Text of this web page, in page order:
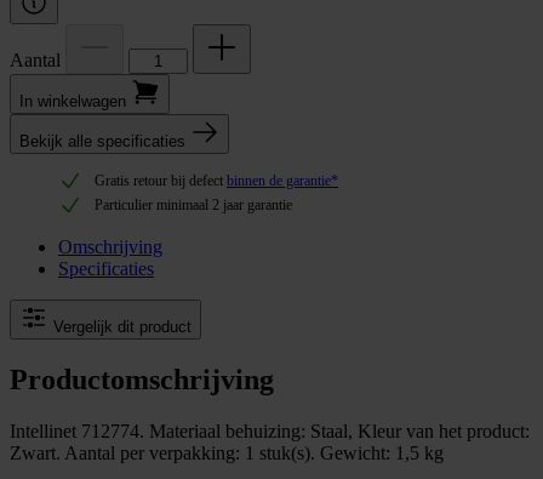
Aantal
In winkel­wagen
Bekijk alle specificaties
Gratis retour bij defect binnen de garantie*
Particulier minimaal 2 jaar garantie
Omschrijving
Specificaties
Vergelijk dit product
Productomschrijving
Intellinet 712774. Materiaal behuizing: Staal, Kleur van het product:
Zwart. Aantal per verpakking: 1 stuk(s). Gewicht: 1,5 kg